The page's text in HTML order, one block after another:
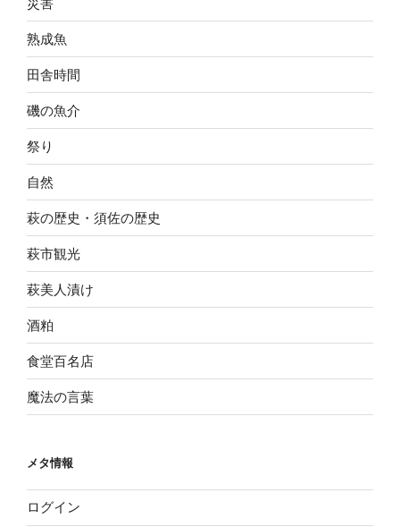
熟成魚
田舎時間
磯の魚介
祭り
自然
萩の歴史・須佐の歴史
萩市観光
萩美人漬け
酒粕
食堂百名店
魔法の言葉
メタ情報
ログイン